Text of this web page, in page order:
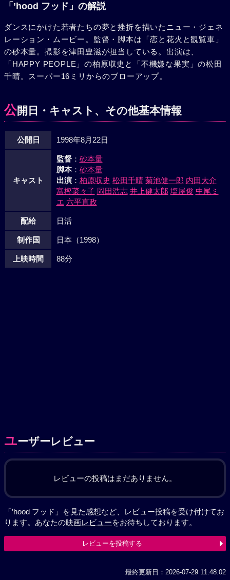
サーとして舞台に立つなど、順調なスタートを切るミチオた
た。龍平を刺し、チヒロにも怪我を負わせた義行は、自らも
かつて襲ったオヤジに復讐され入院する羽目になる。しか
も、運悪く隣のベッドに龍平が寝ていたことから、逆に龍平
に刺されて命を落としてしまうのだった。そんな事件を基に
して歌を作った尾崎が、ミチオたちにメジャー・デビューを
拒否。結局、その曲は別のグループが歌い大ヒット。ミチオ
たちは、解散へと追い込まれていくのだった。それから数日
たミチオは、母親の当てた懸賞金を彼女に渡していた。とこ
ろが、目の怪我の話は嘘で、したたかなチヒロは同じように
して元メンバーから金を集めると、ダンスの本場ニューヨー
クへ旅立っていくのであった。
「’hood フッド」の解説
ダンスにかけた若者たちの夢と挫折を描いたニュー・ジェネ
レーション・ムービー。監督・脚本は「恋と花火と観覧車」
の砂本量。撮影を津田豊滋が担当している。出演は、
「HAPPY PEOPLE」の柏原収史と「不機嫌な果実」の松田
千晴。スーパー16ミリからのブローアップ。
公開日・キャスト、その他基本情報
公開日 1998年8月22日
キャスト
監督： 砂本量
脚本： 砂本量
出演： 柏原収史 松田千晴 菊池健一郎 内田大介
富樫菜々子 岡田浩志 井上健太郎 塩屋俊 中尾ミ
エ 六平直政
配給 日活
制作国 日本（1998）
上映時間 88分
ユーザーレビュー
レビューの投稿はまだありません。
「’hood フッド」を見た感想など、レビュー投稿を受け付けてお
ります。あなたの映画レビューをお待ちしております。
レビューを投稿する
最終更新日：2026-07-29 11:48:02